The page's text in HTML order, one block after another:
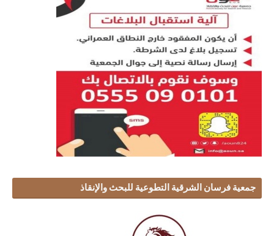
جمعية فرسان الشرقية التطوعية للبحث والإنقاذ